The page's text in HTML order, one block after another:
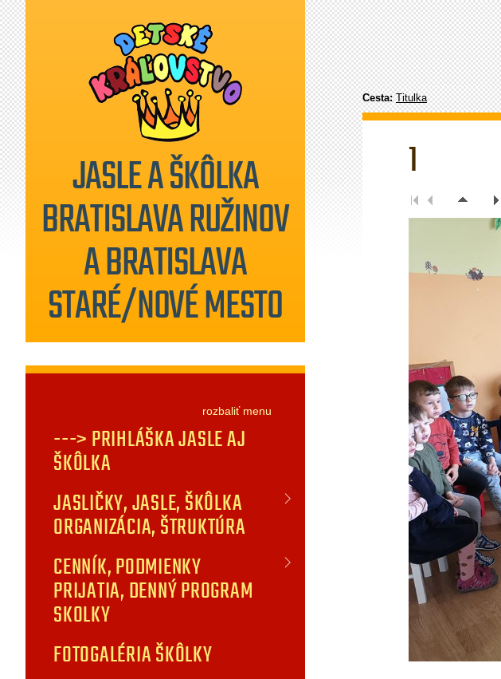
JASLE A ŠKÔLKA
BRATISLAVA RUŽINOV
A BRATISLAVA
STARÉ/NOVÉ MESTO
Cesta:Titulka
1
rozbaliťmenu
---> PRIHLÁŠKA JASLE AJ
ŠKÔLKA
JASLIČKY, JASLE, ŠKÔLKA
ORGANIZÁCIA, ŠTRUKTÚRA
CENNÍK, PODMIENKY
PRIJATIA, DENNÝ PROGRAM
SKOLKY
FOTOGALÉRIA ŠKÔLKY